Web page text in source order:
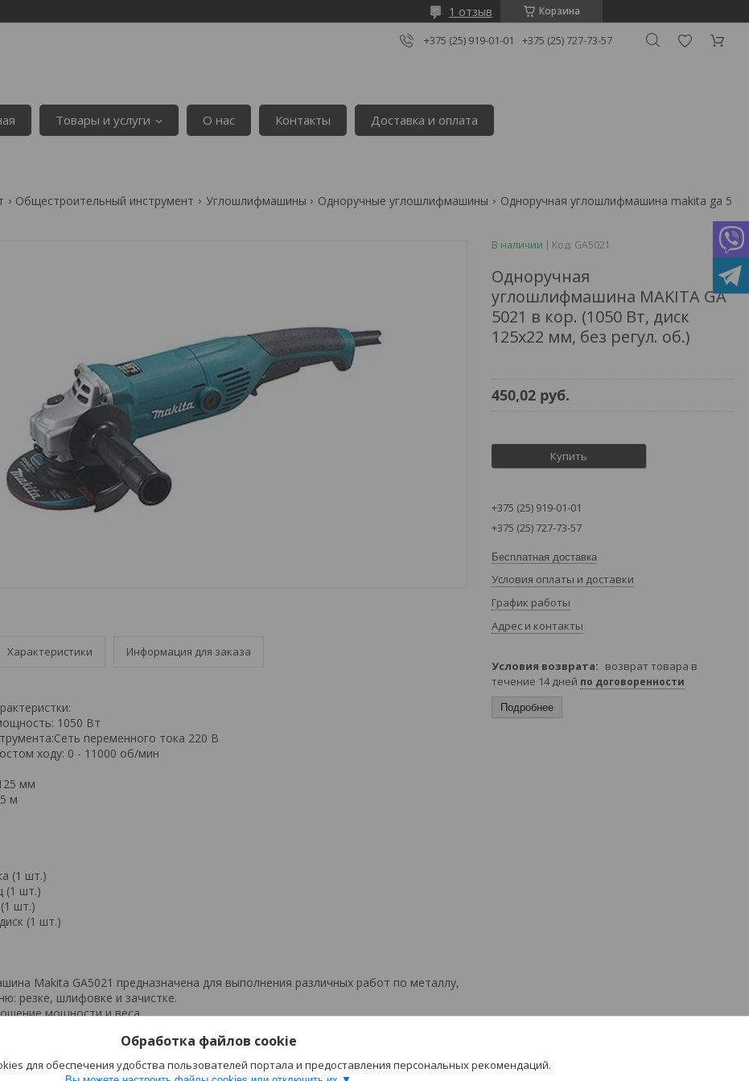
Корзина
1 отзыв
+375 (25) 919-01-01 +375 (25) 727-73-57
Товары и услуги О нас Контакты Доставка и оплата
Общестроительный инструмент Углошлифмашины Одноручные углошлифмашины
Характеристики Информация для заказа
1050 Вт
переменного тока 220 В
ходу: 0 - 11000 об/мин
мм
м
(1 шт.)
(1 шт.)
шт.)
(1 шт.)
Makita GA5021 предназначена для выполнения различных работ по металлу,
резке, шлифовке и зачистке.
мощности и веса.
без использования дополнительных приспособлений.
"Пуск" - для продолжительных работ.
В наличии Код: GA5021
Одноручная
углошлифмашина MAKITA GA
5021 в кор. (1050 Вт, диск
125х22 мм, без регул. об.)
450,02 руб.
Купить
+375 (25) 919-01-01
+375 (25) 727-73-57
Бесплатная доставка
Условия оплаты и доставки
График работы
Адрес и контакты
возврат товара в
течение 14 дней по договоренности
Подробнее
Обработка файлов cookie
для обеспечения удобства пользователей портала и предоставления персональных рекомендаций.